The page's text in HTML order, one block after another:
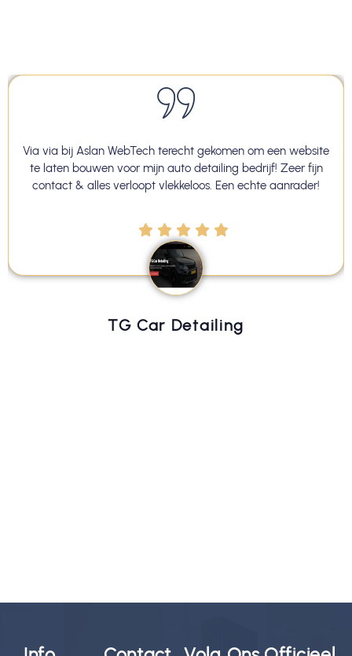
TG Car Detailing
Via via bij Aslan WebTech terecht gekomen om een website
te laten bouwen voor mijn auto detailing bedrijf! Zeer fijn
contact & alles verloopt vlekkeloos. Een echte aanrader!